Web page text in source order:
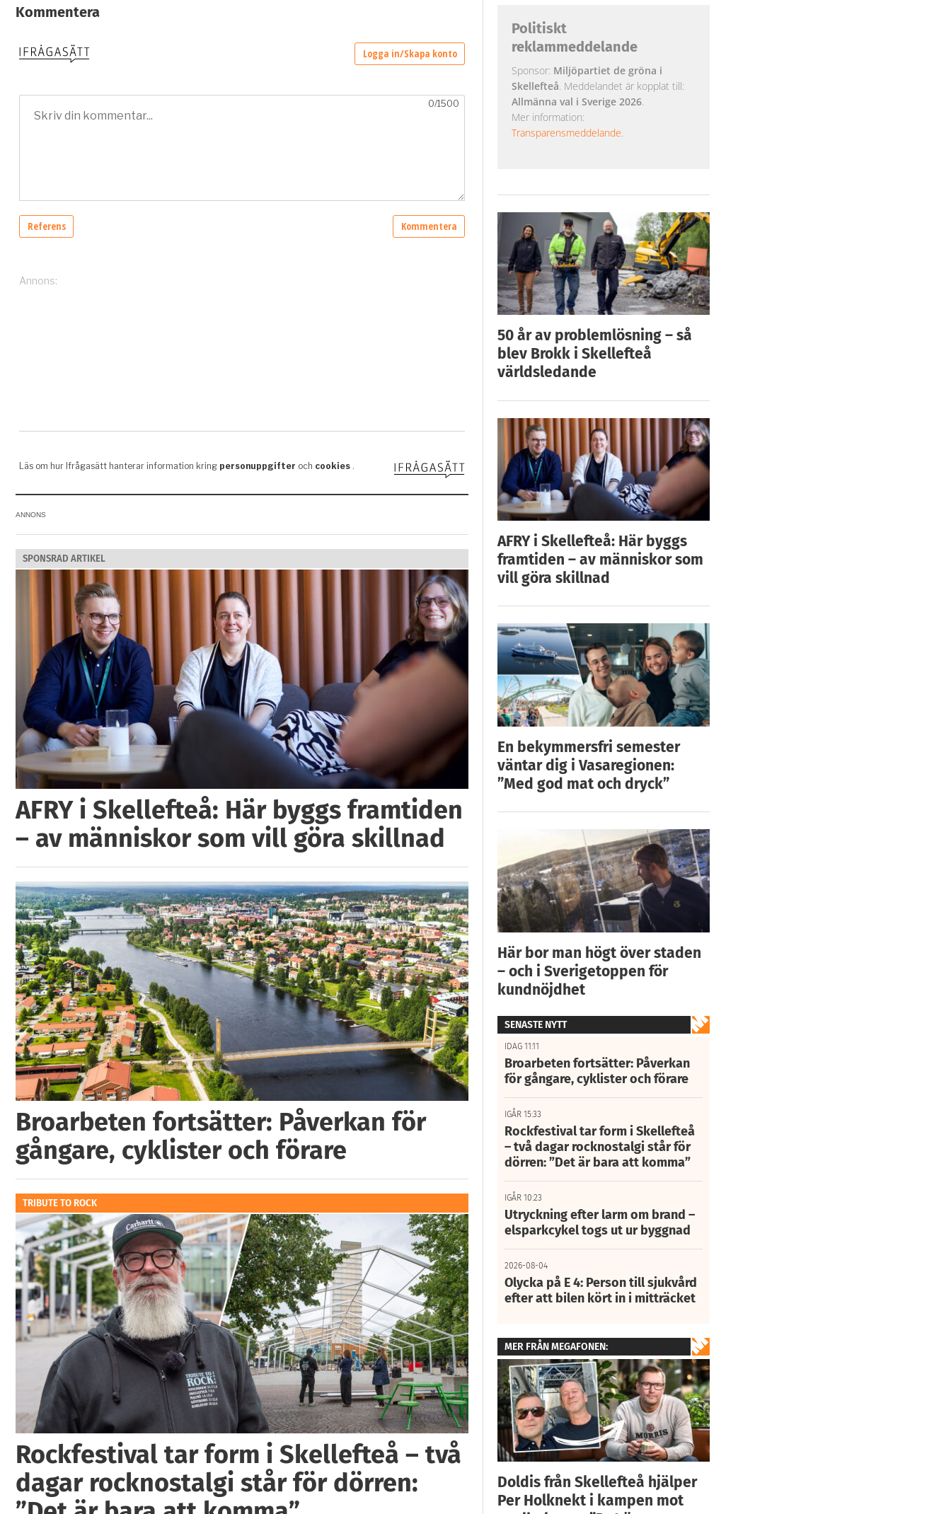
Kommentera
ANNONS
SPONSRAD ARTIKEL
AFRY i Skellefteå: Här byggs framtiden
– av människor som vill göra skillnad
Broarbeten fortsätter: Påverkan för
gångare, cyklister och förare
TRIBUTE TO ROCK
Rockfestival tar form i Skellefteå – två
dagar rocknostalgi står för dörren:
Politiskt
reklammeddelande
Sponsor: Miljöpartiet de gröna i
Skellefteå. Meddelandet är kopplat till:
Allmänna val i Sverige 2026.
Mer information:
Transparensmeddelande.
50 år av problemlösning – så
blev Brokk i Skellefteå
världsledande
AFRY i Skellefteå: Här byggs
framtiden – av människor som
vill göra skillnad
En bekymmersfri semester
väntar dig i Vasaregionen:
”Med god mat och dryck”
Här bor man högt över staden
– och i Sverigetoppen för
kundnöjdhet
SENASTE NYTT
IDAG 11:11
Broarbeten fortsätter: Påverkan
för gångare, cyklister och förare
IGÅR 15:33
Rockfestival tar form i Skellefteå
– två dagar rocknostalgi står för
dörren: ”Det är bara att komma”
IGÅR 10:23
Utryckning efter larm om brand –
elsparkcykel togs ut ur byggnad
2026-08-04
Olycka på E 4: Person till sjukvård
efter att bilen kört in i mitträcket
MER FRÅN MEGAFONEN:
Doldis från Skellefteå hjälper
Per Holknekt i kampen mot